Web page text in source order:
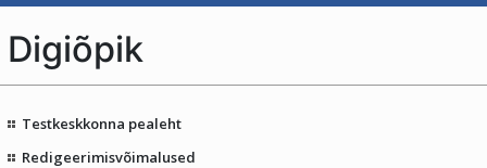
Digiõpik
Testkeskkonna pealeht
Redigeerimisvõimalused